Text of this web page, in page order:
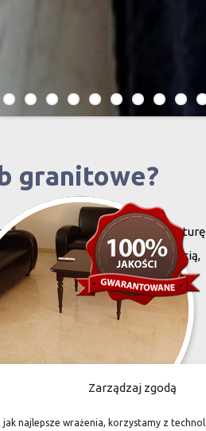
Zarządzaj zgodą
jak najlepsze wrażenia, korzystamy z
granitowe?
i stworzony przez naturę
się niewielką grubością,
przez Was przestrzeń,